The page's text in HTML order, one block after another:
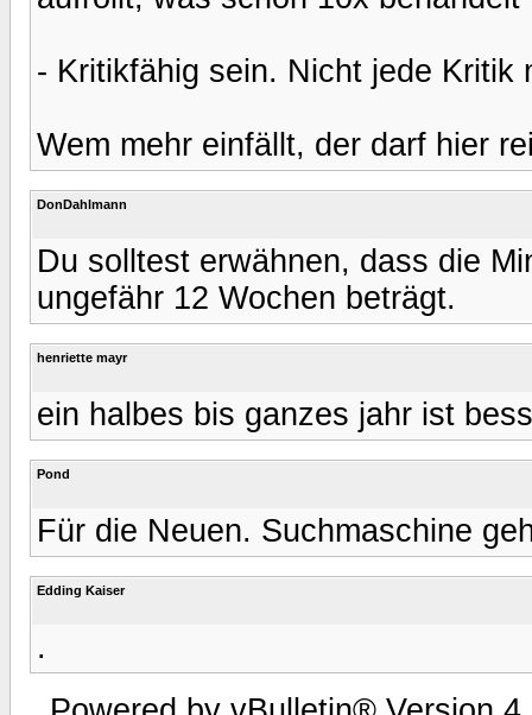
- Kritikfähig sein. Nicht jede Kritik
Wem mehr einfällt, der darf hier
DonDahlmann
Du solltest erwähnen, dass die
ungefähr 12 Wochen beträgt.
henriette mayr
ein halbes bis ganzes jahr ist
Pond
Für die Neuen. Suchmaschine
Edding Kaiser
.